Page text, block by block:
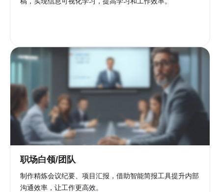
职场白领/团队
制作精炼会议纪要、项目汇报，借助智能简报工具提升内部
沟通效率，让工作更高效。